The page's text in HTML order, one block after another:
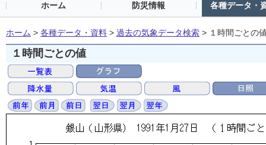
ホーム 防災情報 各種データ・
ホーム > 各種データ・資料 > 過去の気象データ検索 > １時間ごとの
１時間ごとの値